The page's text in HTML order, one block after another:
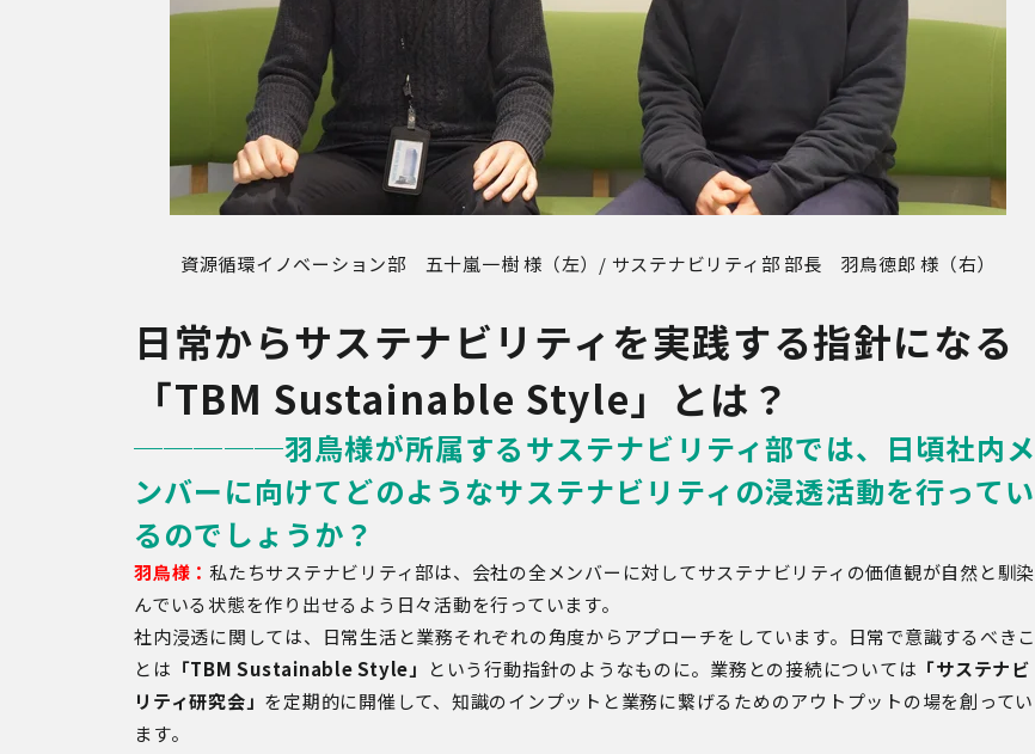
資源循環イノベーション部 五十嵐一樹 様（左）/ サステナビリティ部 部長 羽鳥徳郎 様（右）
日常からサステナビリティを実践する指針になる
「TBM Sustainable Style」 とは？
─────羽鳥様が所属するサステナビリティ部では、日頃社内メ
ンバーに向けてどのようなサステナビリティの浸透活動を行ってい
るのでしょうか？
羽鳥様： 私たちサステナビリティ部は、会社の全メンバーに対してサステナビリティの価値観が自然と馴染
んでいる状態を作り出せるよう日々活動を行っています。
社内浸透に関しては、日常生活と業務それぞれの角度からアプローチをしています。日常で意識するべきこ
とは 「TBM Sustainable Style」 という行動指針のようなものに。業務との接続については 「サステナビ
リティ研究会」 を定期的に開催して、知識のインプットと業務に繋げるためのアウトプットの場を創ってい
ます。